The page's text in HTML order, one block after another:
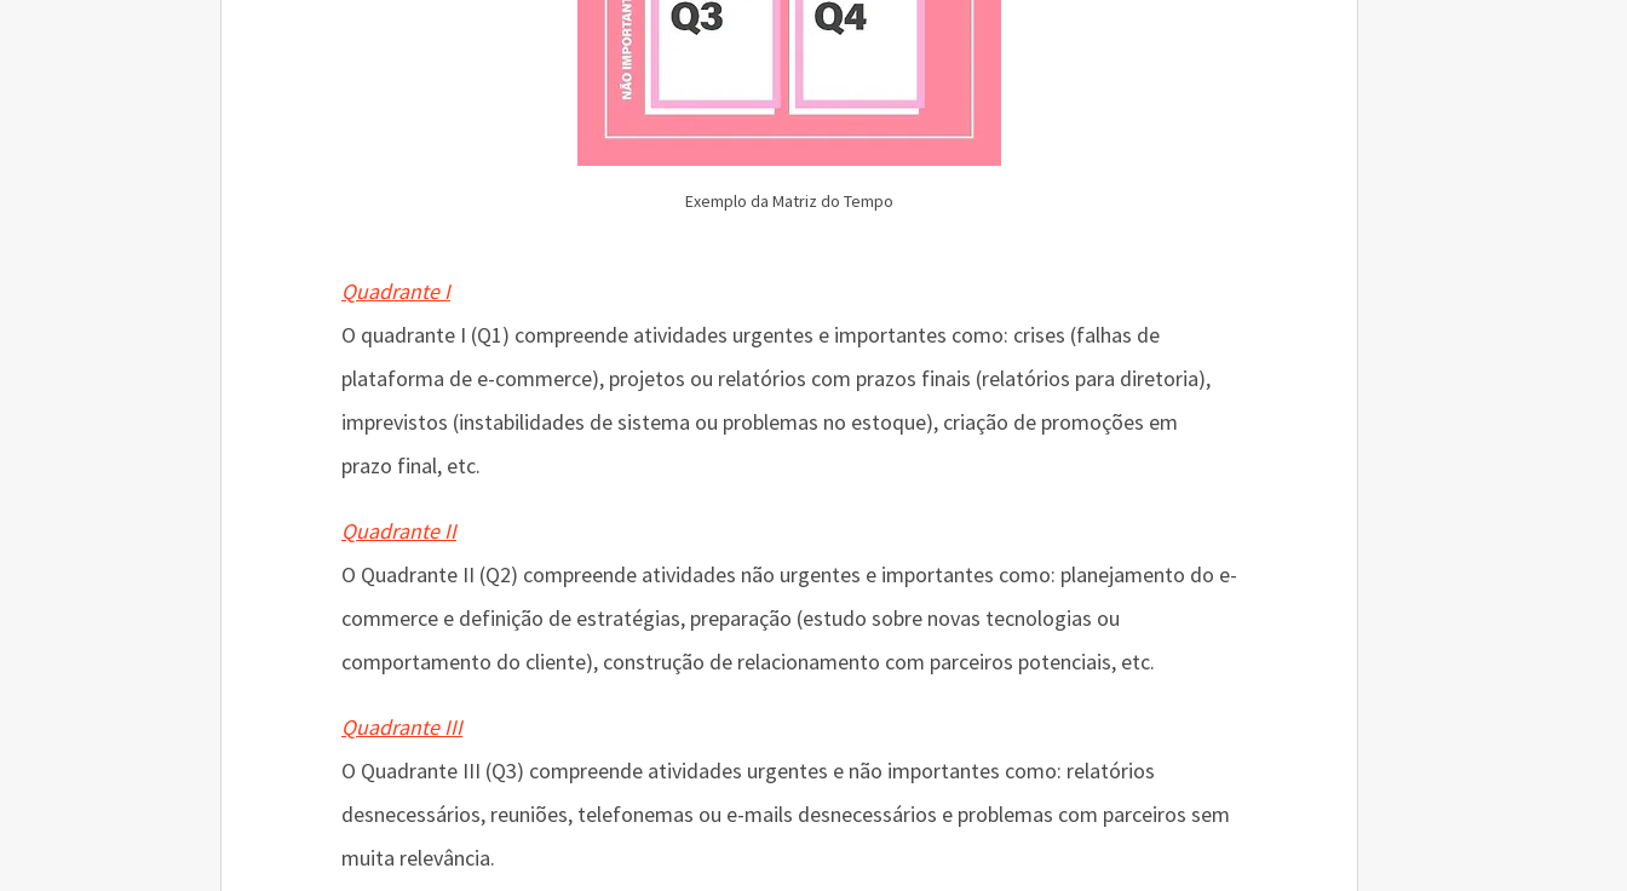
Exemplo da Matriz do Tempo
Quadrante I
O quadrante I (Q1) compreende atividades urgentes e importantes como: crises (falhas de
plataforma de e-commerce), projetos ou relatórios com prazos finais (relatórios para diretoria),
imprevistos (instabilidades de sistema ou problemas no estoque), criação de promoções em
prazo final, etc.
Quadrante II
O Quadrante II (Q2) compreende atividades não urgentes e importantes como: planejamento do e-
commerce e definição de estratégias, preparação (estudo sobre novas tecnologias ou
comportamento do cliente), construção de relacionamento com parceiros potenciais, etc.
Quadrante III
O Quadrante III (Q3) compreende atividades urgentes e não importantes como: relatórios
desnecessários, reuniões, telefonemas ou e-mails desnecessários e problemas com parceiros sem
muita relevância.